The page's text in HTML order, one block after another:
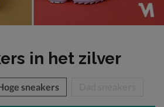
in het zilver
sneakers